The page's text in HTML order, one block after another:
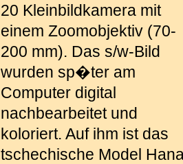
20 Klein­bild­kamera mit
einem Zoomobjektiv (70-
200 mm). Das s/w-Bild
wurden sp�ter am
Computer digital
nachbearbeitet und
koloriert. Auf ihm ist das
tschechische Model